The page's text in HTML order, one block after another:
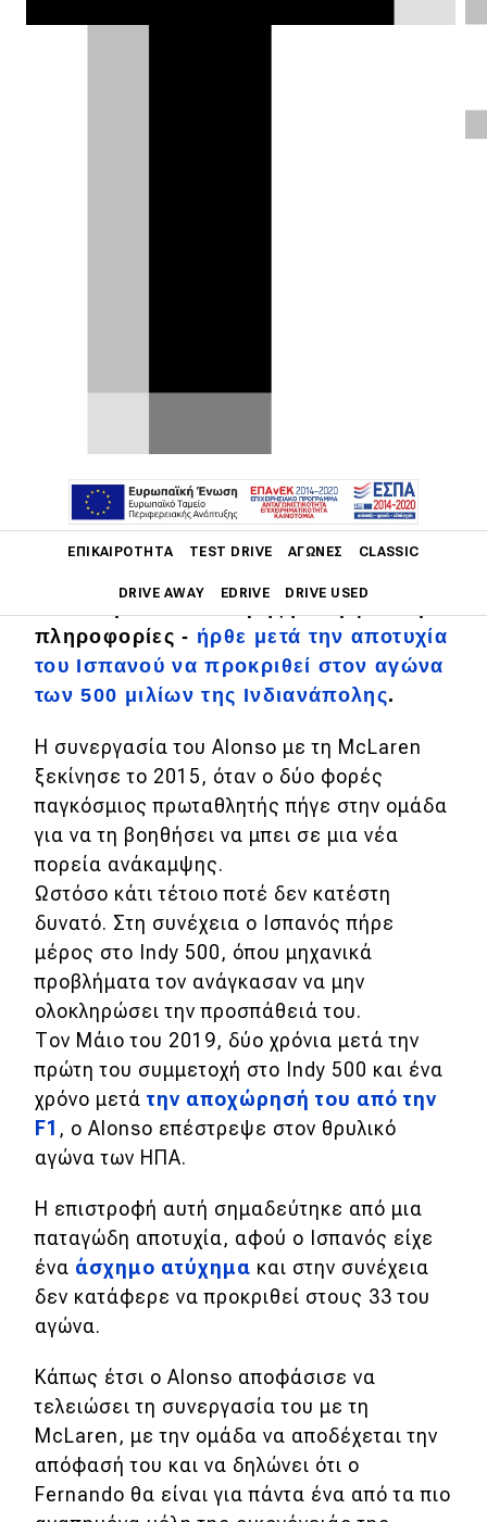
ΕΠΙΚΑΙΡΌΤΗΤΑ TEST DRIVE ΑΓΏΝΕΣ CLASSIC
DRIVE AWAY EDRIVE DRIVE USED
Main navigation
Επικαιρότητα
Πρωτότυπα
Ελλάδα
Κόσμος
Τεχνολογία
Ασφάλεια
Αγορά
Απόψεις
Test Drive
Δοκιμή
Συγκρίνουμε
Αγώνες
WRC
Motorsport
Σε λήξη της συνεργασίας τους
προχώρησαν ο Fernando Alonso και η
McLaren μετά από μια πενταετή κοινή
πληροφορίες - ήρθε μετά την αποτυχία
του Ισπανού να προκριθεί στον αγώνα
των 500 μιλίων της Ινδιανάπολης.
Η συνεργασία του Alonso με τη McLaren
ξεκίνησε το 2015, όταν ο δύο φορές
παγκόσμιος πρωταθλητής πήγε στην ομάδα
για να τη βοηθήσει να μπει σε μια νέα
πορεία ανάκαμψης.
Ωστόσο κάτι τέτοιο ποτέ δεν κατέστη
δυνατό. Στη συνέχεια ο Ισπανός πήρε
μέρος στο Indy 500, όπου μηχανικά
προβλήματα τον ανάγκασαν να μην
ολοκληρώσει την προσπάθειά του.
Τον Μάιο του 2019, δύο χρόνια μετά την
πρώτη του συμμετοχή στο Indy 500 και ένα
χρόνο μετά την αποχώρησή του από την
F1 , ο Alonso επέστρεψε στον θρυλικό
αγώνα των ΗΠΑ.
H επιστροφή αυτή σημαδεύτηκε από μια
παταγώδη αποτυχία, αφού ο Ισπανός είχε
ένα άσχημο ατύχημα και στην συνέχεια
δεν κατάφερε να προκριθεί στους 33 του
αγώνα.
Κάπως έτσι ο Alonso αποφάσισε να
τελειώσει τη συνεργασία του με τη
McLaren, με την ομάδα να αποδέχεται την
απόφασή του και να δηλώνει ότι ο
Fernando θα είναι για πάντα ένα από τα πιο